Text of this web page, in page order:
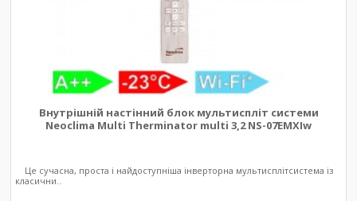
Внутрішній настінний блок мультиспліт системи
Neoclima Multi Therminator multi 3,2 NS-07EMXIw
Це сучасна, проста і найдоступніша інверторна мультисплітсистема із
класични..